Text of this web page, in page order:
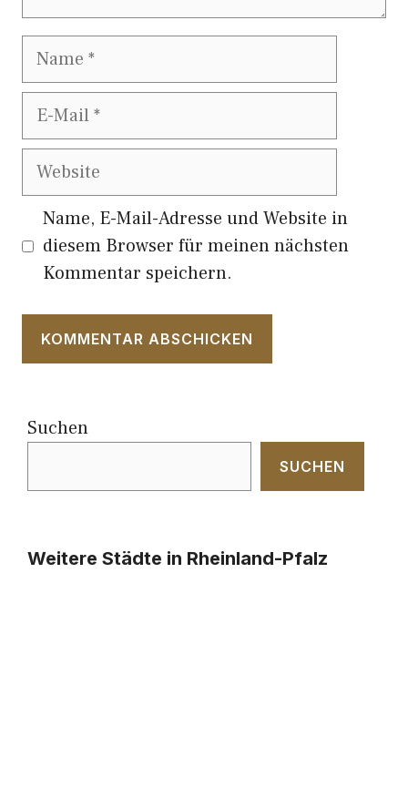
Name
E-
Website
Name, E-Mail-Adresse und Website in
diesem Browser für meinen nächsten
Kommentar speichern.
Suchen
SUCHEN
Weitere Städte in Rheinland-Pfalz